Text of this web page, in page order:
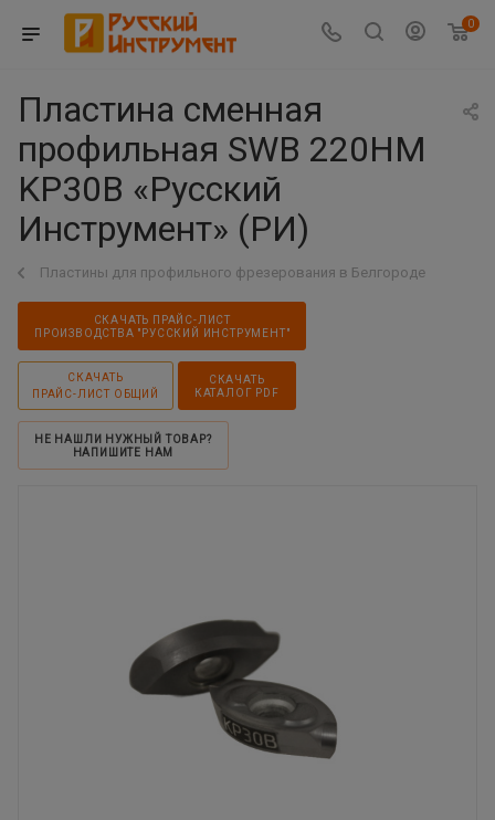
0
Пластина сменная
профильная SWB 220HM
KP30B «Русский
Инструмент» (РИ)
Пластины для профильного фрезерования в Белгороде
СКАЧАТЬ ПРАЙС-ЛИСТ
ПРОИЗВОДСТВА "РУССКИЙ ИНСТРУМЕНТ"
СКАЧАТЬ
ПРАЙС-ЛИСТ ОБЩИЙ
СКАЧАТЬ
КАТАЛОГ PDF
НЕ НАШЛИ НУЖНЫЙ ТОВАР?
НАПИШИТЕ НАМ